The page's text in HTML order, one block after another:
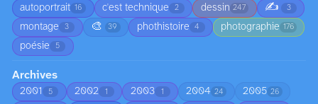
autoportrait 16 c'est technique 2 dessin 247 ✍️ 3
montage 3 🎨 39 phothistoire 4 photographie 176
poésie 5
Archives
2001 5 2002 1 2003 1 2004 24 2005 26